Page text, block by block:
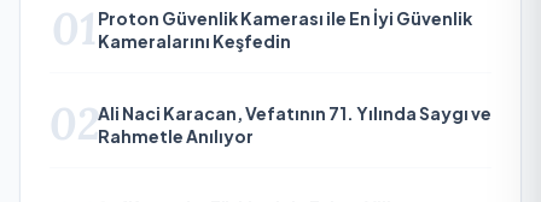
01 Proton Güvenlik Kamerası ile En İyi Güvenlik
Kameralarını Keşfedin
02Ali Naci Karacan, Vefatının 71. Yılında Saygı ve
Rahmetle Anılıyor